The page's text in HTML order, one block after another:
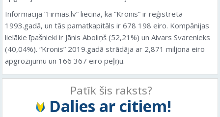
Informācija “Firmas.lv” liecina, ka “Kronis” ir reģistrēta
1993.gadā, un tās pamatkapitāls ir 678 198 eiro. Kompānijas
lielākie īpašnieki ir Jānis Āboliņš (52,21%) un Aivars Svarenieks
(40,04%). “Kronis” 2019.gadā strādāja ar 2,871 miljona eiro
apgrozījumu un 166 367 eiro peļņu.
Patīk šis raksts?
Dalies ar citiem!